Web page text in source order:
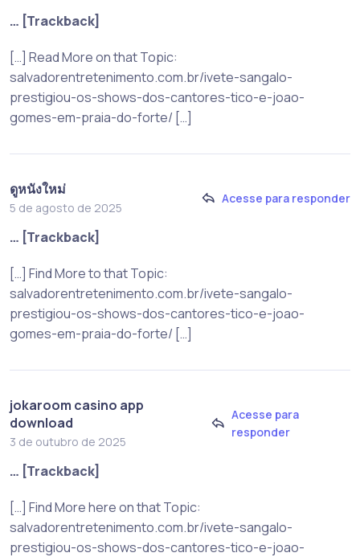
… [Trackback]
[…] Read More on that Topic:
salvadorentretenimento.com.br/ivete-sangalo-
prestigiou-os-shows-dos-cantores-tico-e-joao-
gomes-em-praia-do-forte/ […]
ดูหนังใหม่
5 de agosto de 2025
Acesse para responder
… [Trackback]
[…] Find More to that Topic:
salvadorentretenimento.com.br/ivete-sangalo-
prestigiou-os-shows-dos-cantores-tico-e-joao-
gomes-em-praia-do-forte/ […]
jokaroom casino app
download
3 de outubro de 2025
Acesse para
responder
… [Trackback]
[…] Find More here on that Topic:
salvadorentretenimento.com.br/ivete-sangalo-
prestigiou-os-shows-dos-cantores-tico-e-joao-